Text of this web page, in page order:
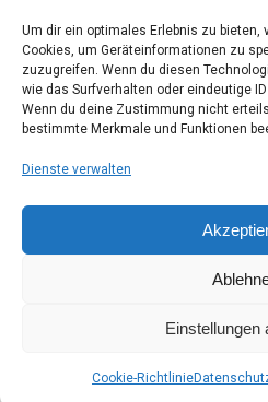
Um dir ein optimales Erlebnis zu bieten,
Cookies, um Geräteinformationen zu
zuzugreifen. Wenn du diesen
wie das Surfverhalten oder eindeutige
Wenn du deine Zustimmung nicht
bestimmte Merkmale und Funktionen
Dienste verwalten
Einstellungen
Cookie-Richtlinie
Datenschutzerklärung
AGB